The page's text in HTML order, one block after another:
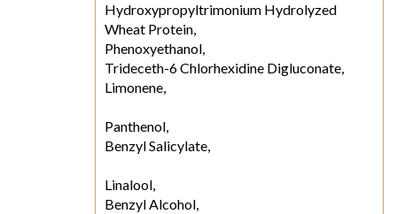
Hydroxypropyltrimonium Hydrolyzed
Wheat Protein,
Phenoxyethanol,
Trideceth-6 Chlorhexidine Digluconate,
Limonene,
Panthenol,
Benzyl Salicylate,
Linalool,
Benzyl Alcohol,